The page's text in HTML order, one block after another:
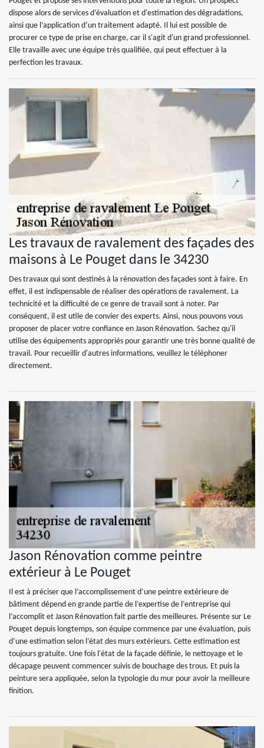
dispose alors de services d’évaluation et d'estimation des dégradations,
ainsi que l’application d’un traitement adapté. Il lui est possible de
procurer ce type de prise en charge, car il s'agit d'un grand professionnel.
Elle travaille avec une équipe très qualifiée, qui peut effectuer à la
perfection les travaux.
Les travaux de ravalement des façades des
maisons à Le Pouget dans le 34230
Des travaux qui sont destinés à la rénovation des façades sont à faire. En
effet, il est indispensable de réaliser des opérations de ravalement. La
technicité et la difficulté de ce genre de travail sont à noter. Par
conséquent, il est utile de convier des experts. Ainsi, nous pouvons vous
proposer de placer votre confiance en Jason Rénovation. Sachez qu'il
utilise des équipements appropriés pour garantir une très bonne qualité de
travail. Pour recueillir d'autres informations, veuillez le téléphoner
directement.
Jason Rénovation comme peintre
extérieur à Le Pouget
Il est à préciser que l’accomplissement d’une peintre extérieure de
bâtiment dépend en grande partie de l’expertise de l’entreprise qui
l’accomplit et Jason Rénovation fait partie des meilleures. Présente sur Le
Pouget depuis longtemps, son équipe commence par une évaluation, puis
d’une estimation selon l’état des murs extérieurs. Cette estimation est
toujours gratuite. Une fois l'état de la façade définie, le nettoyage et le
décapage peuvent commencer suivis de bouchage des trous. Et puis la
peinture sera appliquée, selon la typologie du mur pour avoir la meilleure
finition.